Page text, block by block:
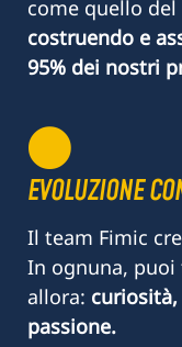
come quello
costruendo e
95% dei nostri
EVOLUZIONE
Il team Fimic
In ognuna,
allora: curiosità,
passione.